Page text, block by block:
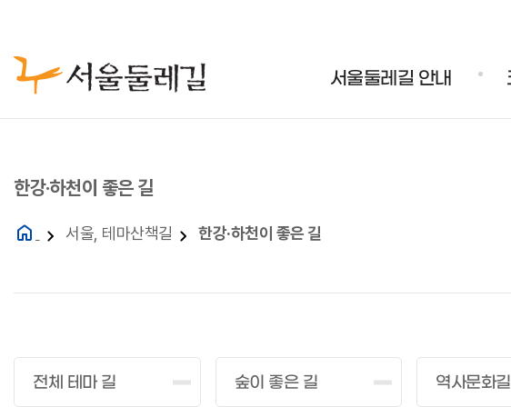
서울둘레길 안내
한강·하천이 좋은 길
서울, 테마산책길 한강·하천이 좋은 길
전체 테마 길 숲이 좋은 길 역사문화길